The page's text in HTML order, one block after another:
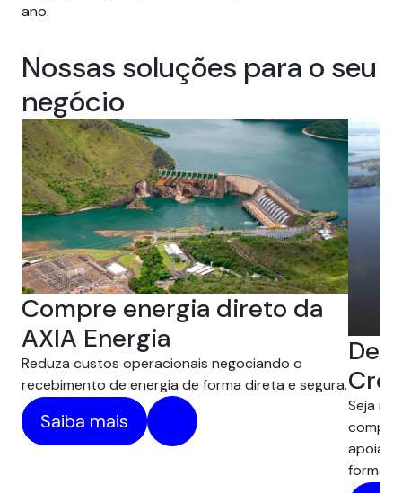
ano.
Nossas soluções para o seu
negócio
Compre energia direto da
AXIA Energia
Reduza custos operacionais negociando o
recebimento de energia de forma direta e segura.
Saiba mais
Seja
apoiam
forma